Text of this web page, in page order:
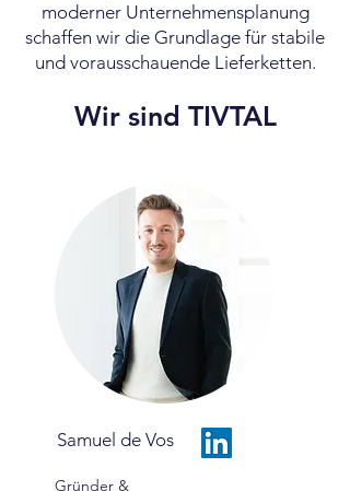
moderner Unternehmensplanung
schaffen wir die Grundlage für stabile
und vorausschauende Lieferketten.
Wir sind TIVTAL
Samuel de Vos
Gründer &